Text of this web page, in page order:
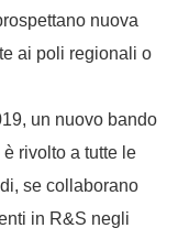
nuova
ai poli regionali o
un nuovo bando
è rivolto a tutte le
se collaborano
in R&S negli